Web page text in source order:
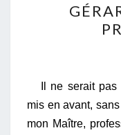
Il ne serait
mis en avant,
mon Maître,